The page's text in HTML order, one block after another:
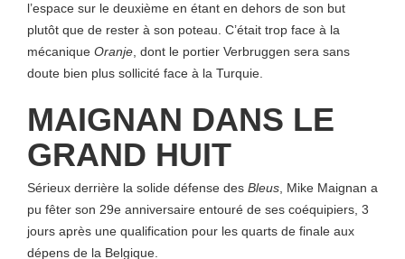
l’espace sur le deuxième en étant en dehors de son but
plutôt que de rester à son poteau. C’était trop face à la
mécanique Oranje , dont le portier Verbruggen sera sans
doute bien plus sollicité face à la Turquie.
MAIGNAN DANS LE
GRAND HUIT
Sérieux derrière la solide défense des Bleus , Mike Maignan a
pu fêter son 29e anniversaire entouré de ses coéquipiers, 3
jours après une qualification pour les quarts de finale aux
dépens de la Belgique.